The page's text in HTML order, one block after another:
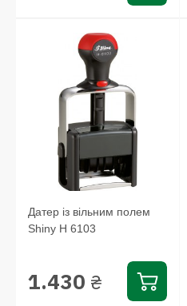
Датер із вільним полем
Shiny Н 6103
1.430 ₴